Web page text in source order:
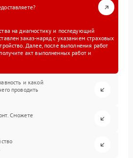
на диагностику и последующий
заказ-наряд с указанием страховых
Далее, после выполнения работ
акт выполненных работ и
и какой
проводить
Сможете